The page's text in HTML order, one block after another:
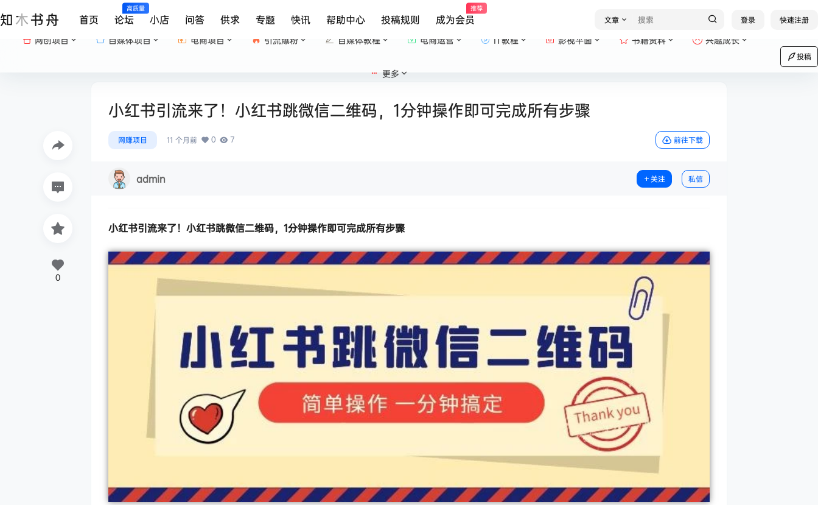
知木书舟 首页
高质量
论坛 小店 问答 供求 专题 快讯 帮助中心 投稿规则
推荐
成为会员 文章 登录 快速注册
网创项目 自媒体项目 电商项目 引流爆粉 自媒体教程 电商运营 IT教程 影视平面 书籍资料 兴趣成长
更多
投稿
小红书引流来了！小红书跳微信二维码，1分钟操作即可完成所有步骤
网赚项目 11 个月前 0 7 前往下载
admin 关注 私信
小红书引流来了！ 小红书跳微信二维码，1分钟操作即可完成所有步骤
0